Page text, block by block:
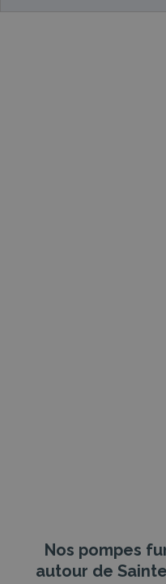
Nos pompes
autour de